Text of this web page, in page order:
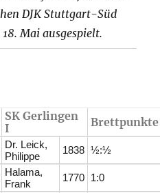
DJK Stuttgart-Süd
Mai ausgespielt.
SK Gerlingen
I
Brettpunkte
Dr. Leick,
Philippe
1838 ½:½
Halama,
Frank
1770 1:0